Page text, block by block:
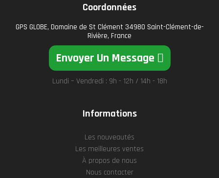
Coordonnées
GPS GLOBE, Domaine de St Clément 34980 Saint-Clément-de-
Rivière, France
Envoyer Un Message
Lundi – Vendredi : 9h - 12h / 14h - 18h
Informations
Les nouveautés
Les meilleures ventes
À propos de nous
Nous contacter